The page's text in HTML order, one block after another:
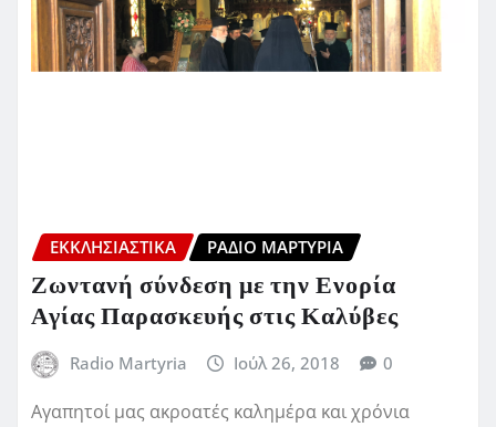
ΕΚΚΛΗΣΙΑΣΤΙΚΆ ΡΆΔΙΟ ΜΑΡΤΥΡΊΑ
Ζωντανή σύνδεση με την Ενορία
Αγίας Παρασκευής στις Καλύβες
Radio Martyria Ιούλ 26, 2018 0
Αγαπητοί μας ακροατές καλημέρα και χρόνια